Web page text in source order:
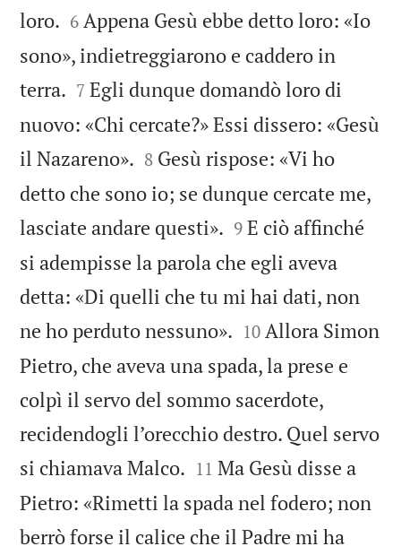
loro. 

6 Appena Gesù ebbe detto loro: «Io
sono», indietreggiarono e caddero in
terra. 

7 Egli dunque domandò loro di
nuovo: «Chi cercate?» Essi dissero: «Gesù
il Nazareno». 

8 Gesù rispose: «Vi ho
detto che sono io; se dunque cercate me,
lasciate andare questi». 

9 E ciò affinché
si adempisse la parola che egli aveva
detta: «Di quelli che tu mi hai dati, non
ne ho perduto nessuno». 

10 Allora Simon
Pietro, che aveva una spada, la prese e
colpì il servo del sommo sacerdote,
recidendogli l’orecchio destro. Quel servo
si chiamava Malco. 

11 Ma Gesù disse a
Pietro: «Rimetti la spada nel fodero; non
berrò forse il calice che il Padre mi ha